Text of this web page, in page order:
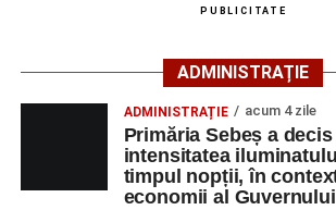
Motociclistul a fost testat cu aparatul
fiind negativ.
Polițiștii continuă cercetările pentru
împrejurărilor în care s-a produs
dosar penal întocmit pentru
PUBLICITATE
ADMINISTRAȚIE
ADMINISTRAȚIE acum 4 zile
Primăria Sebeș a
intensitatea
timpul nopții, în
economii al